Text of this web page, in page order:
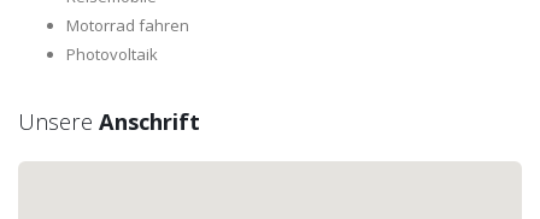
Motorrad fahren
Photovoltaik
Unsere Anschrift